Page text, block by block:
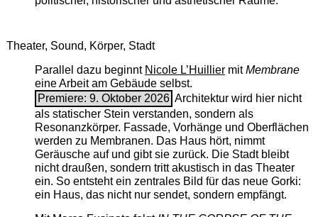
Theater, Sound, Körper, Stadt
Parallel dazu beginnt Nicole L’Huilliermit ­Membrane
eine Arbeit am Gebäude selbst.
Premiere: 9. Oktober 2026 Architektur wird hier nicht
als statischer Stein verstanden, sondern als
Resonanzkörper. Fassade, Vorhänge und Oberflächen
werden zu Membranen. Das Haus hört, nimmt
Geräusche auf und gibt sie zurück. Die Stadt bleibt
nicht draußen, sondern tritt akustisch in das Theater
ein. So entsteht ein zentrales Bild für das neue Gorki:
ein Haus, das nicht nur sendet, sondern empfängt.